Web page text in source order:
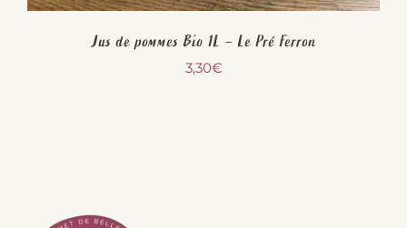
Jus de pommes Bio 1L – Le Pré Ferron
3,30€